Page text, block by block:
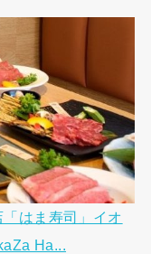
「はま寿司」イオ
Ha...